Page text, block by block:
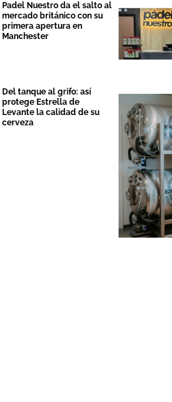
Padel Nuestro da el salto al
mercado británico con su
primera apertura en
Manchester
Del tanque al grifo: así
protege Estrella de
Levante la calidad de su
cerveza